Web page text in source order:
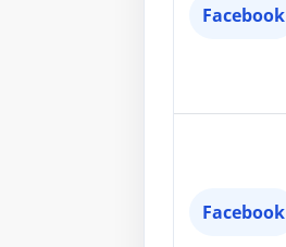
Facebook
Facebook